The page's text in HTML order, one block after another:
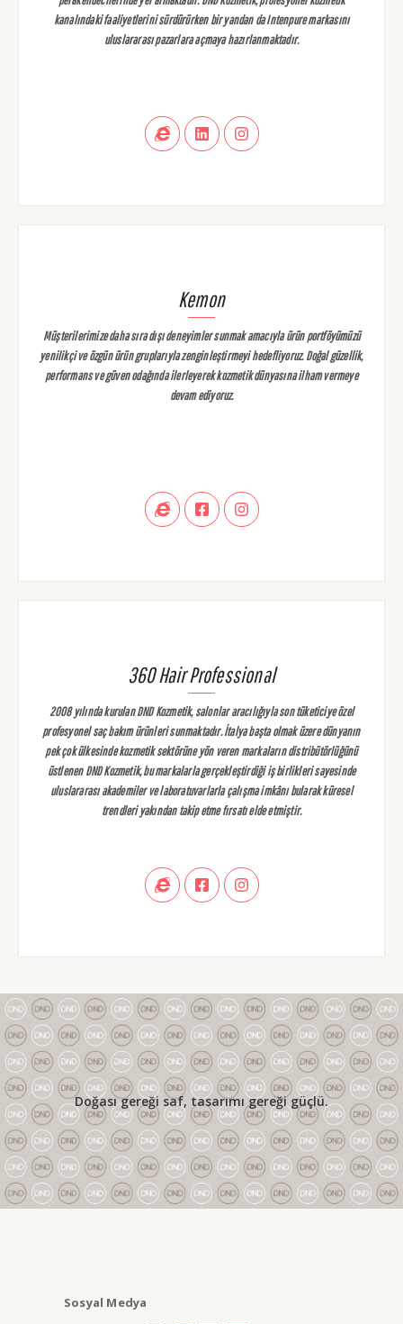
kanalındaki faaliyetlerini sürdürürken bir yandan da Intenpure markasını
uluslararası pazarlara açmaya hazırlanmaktadır.
Kemon
Müşterilerimize daha sıra dışı deneyimler sunmak amacıyla ürün portföyümüzü
yenilikçi ve özgün ürün gruplarıyla zenginleştirmeyi hedefliyoruz. Doğal güzellik,
performans ve güven odağında ilerleyerek kozmetik dünyasına ilham vermeye
devam ediyoruz.
360 Hair Professional
2008 yılında kurulan DND Kozmetik, salonlar aracılığıyla son tüketiciye özel
profesyonel saç bakım ürünleri sunmaktadır. İtalya başta olmak üzere dünyanın
pek çok ülkesinde kozmetik sektörüne yön veren markaların distribütörlüğünü
üstlenen DND Kozmetik, bu markalarla gerçekleştirdiği iş birlikleri sayesinde
uluslararası akademiler ve laboratuvarlarla çalışma imkânı bularak küresel
trendleri yakından takip etme fırsatı elde etmiştir.
Doğası gereği saf, tasarımı gereği güçlü.
Sosyal Medya